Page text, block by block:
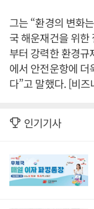
그는 “환경의 변화
국 해운재건을 위한
부터 강력한 환경규
에서 안전운항에
다”고 말했다. [비
인기기사